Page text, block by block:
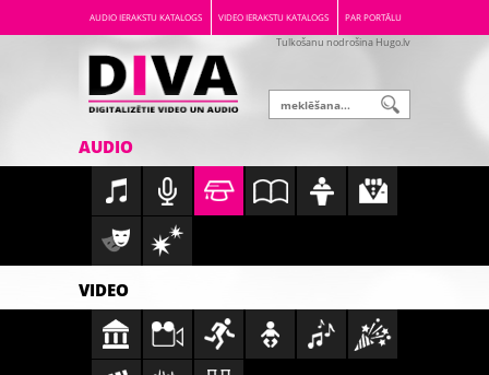
AUDIO IERAKSTU KATALOGS VIDEO IERAKSTU KATALOGS PAR PORTĀLU
Tulkošanu nodrošina Hugo.lv
AUDIO
VIDEO